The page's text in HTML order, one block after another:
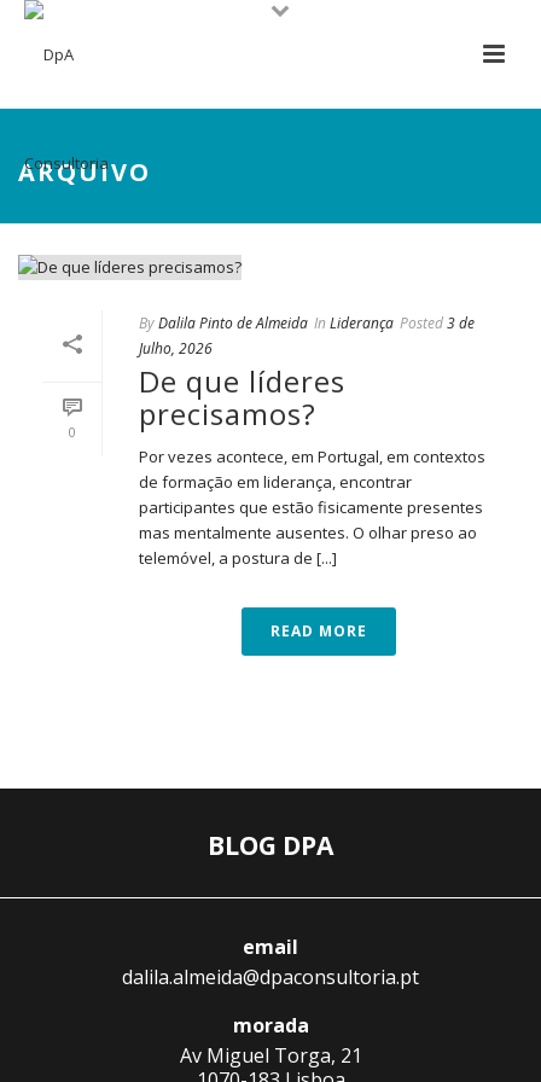
ARQUIVO
0
ByDalila Pinto de Almeida In Liderança Posted3 de
Julho, 2026
De que líderes
precisamos?
Por vezes acontece, em Portugal, em contextos
de formação em liderança, encontrar
participantes que estão fisicamente presentes
mas mentalmente ausentes. O olhar preso ao
telemóvel, a postura de [...]
READ MORE
BLOG DPA
email
dalila.almeida@dpaconsultoria.pt
morada
Av Miguel Torga, 21